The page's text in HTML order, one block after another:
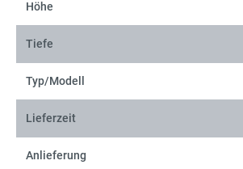
Höhe
Tiefe
Typ/Modell
Lieferzeit
Anlieferung